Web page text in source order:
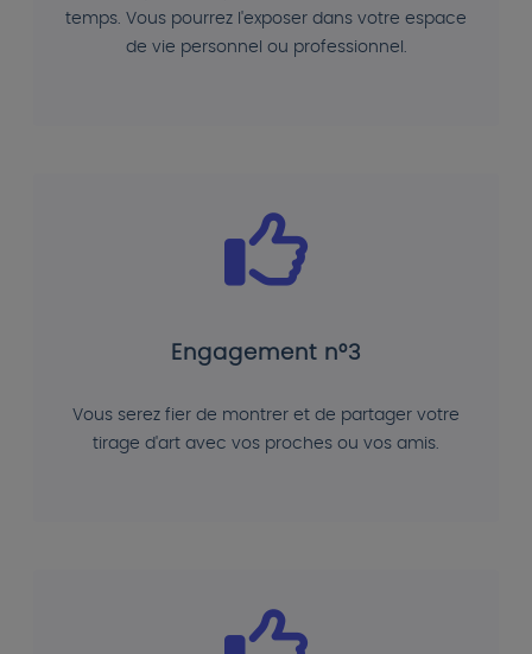
temps. Vous pourrez l'exposer dans votre espace
de vie personnel ou professionnel.
Engagement n°3
Vous serez fier de montrer et de partager votre
tirage d'art avec vos proches ou vos amis.